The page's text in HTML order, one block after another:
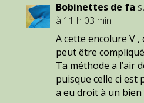
Bobinettes de fa
à 11 h 03 min
A cette encolure V ,
peut être
Ta méthode a l’air
puisque celle ci est
a eu droit à un